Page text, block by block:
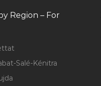
Region – For
Salé-Kénitra